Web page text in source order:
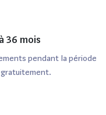
36 mois
pendant la période